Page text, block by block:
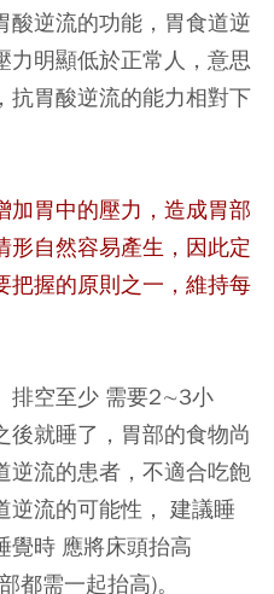
酸逆流的功能，胃食道逆
力明顯低於正常人，意思
抗胃酸逆流的能力相對下
加胃中的壓力，造成胃部
形自然容易產生，因此定
把握的原則之一，維持每
排空至少 需要2∼3小
後就睡了，胃部的食物尚
逆流的患者，不適合吃飽
逆流的可能性， 建議睡
時 應將床頭抬高
都需一起抬高)。